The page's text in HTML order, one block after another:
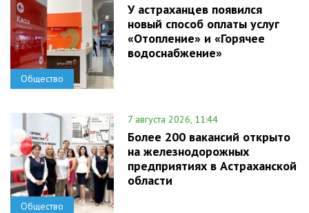
Общество
У астраханцев появился
новый способ оплаты услуг
«Отопление» и «Горячее
водоснабжение»
Общество
7 августа 2026, 11:44
Более 200 вакансий открыто
на железнодорожных
предприятиях в Астраханской
области